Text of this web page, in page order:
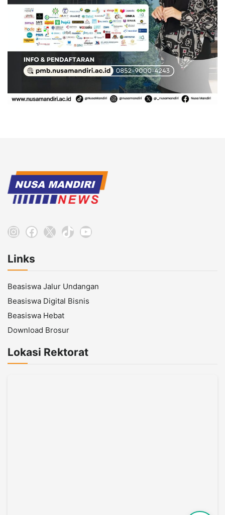
Instagram
Facebook
X TikTokYouTube
Links
Beasiswa Jalur Undangan
Beasiswa Digital Bisnis
Beasiswa Hebat
Download Brosur
Lokasi Rektorat